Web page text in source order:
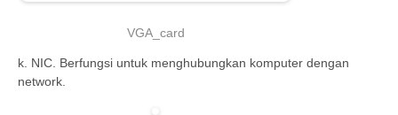
VGA_card
k. NIC. Berfungsi untuk menghubungkan komputer dengan
network.